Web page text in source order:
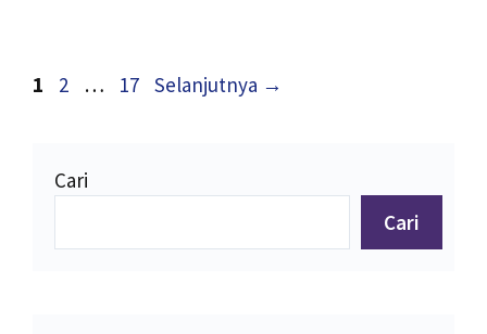
Halaman
1 Halaman
2 … Halaman
17 Selanjutnya →
Cari
Cari